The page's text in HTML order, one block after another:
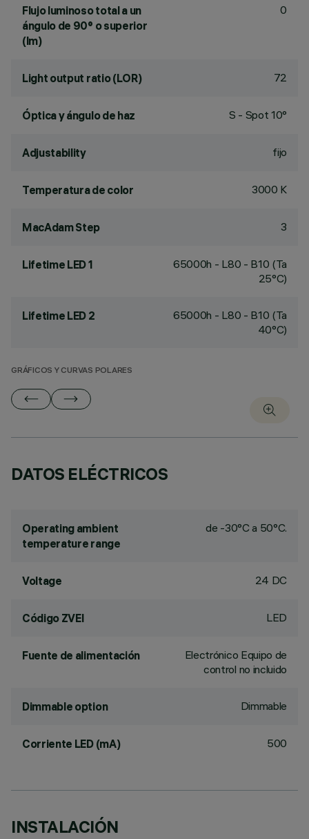
Flujo luminoso total a un
ángulo de 90° o superior
(lm)
0
Light output ratio (LOR) 72
Óptica y ángulo de haz S - Spot 10°
Adjustability fijo
Temperatura de color 3000 K
MacAdam Step 3
Lifetime LED 1
65000h - L80 - B10 (Ta
25°C)
Lifetime LED 2
65000h - L80 - B10 (Ta
40°C)
GRÁFICOS Y CURVAS POLARES
DATOS ELÉCTRICOS
Operating ambient
temperature range
de -30°C a 50°C.
Voltage 24 DC
Código ZVEI LED
Fuente de alimentación
Electrónico Equipo de
control no incluido
Dimmable option Dimmable
Corriente LED (mA) 500
INSTALACIÓN